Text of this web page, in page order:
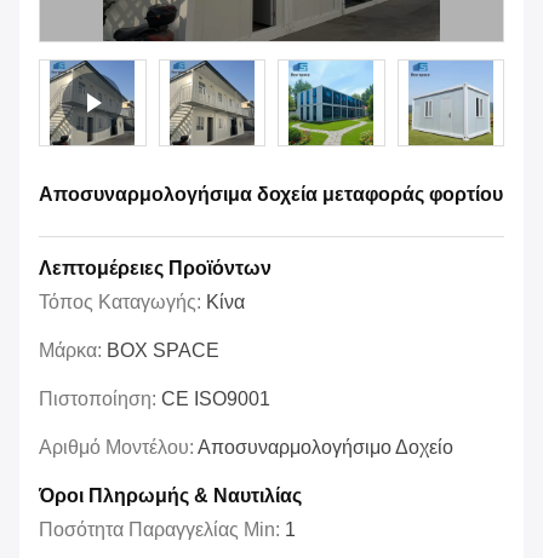
Αποσυναρμολογήσιμα δοχεία μεταφοράς φορτίου
Λεπτομέρειες Προϊόντων
Τόπος Καταγωγής: Κίνα
Μάρκα: BOX SPACE
Πιστοποίηση: CE ISO9001
Αριθμό Μοντέλου: Αποσυναρμολογήσιμο Δοχείο
Όροι Πληρωμής & Ναυτιλίας
Ποσότητα Παραγγελίας Min: 1